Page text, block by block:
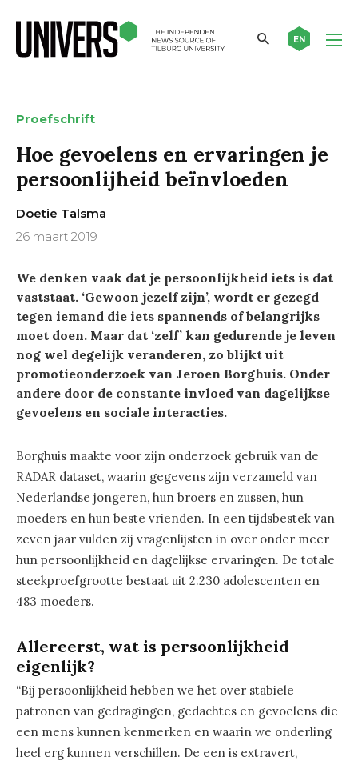
EN
Proefschrift
Hoe gevoelens en ervaringen je
persoonlijheid beïnvloeden
Doetie Talsma
26 maart 2019
We denken vaak dat je persoonlijkheid iets is dat
vaststaat. ‘Gewoon jezelf zijn’, wordt er gezegd
tegen iemand die iets spannends of belangrijks
moet doen. Maar dat ‘zelf’ kan gedurende je leven
nog wel degelijk veranderen, zo blijkt uit
promotieonderzoek van Jeroen Borghuis. Onder
andere door de constante invloed van dagelijkse
gevoelens en sociale interacties.
Borghuis maakte voor zijn onderzoek gebruik van de
RADAR dataset, waarin gegevens zijn verzameld van
Nederlandse jongeren, hun broers en zussen, hun
moeders en hun beste vrienden. In een tijdsbestek van
zeven jaar vulden zij vragenlijsten in over onder meer
hun persoonlijkheid en dagelijkse ervaringen. De totale
steekproefgrootte bestaat uit 2.230 adolescenten en
483 moeders.
Allereerst, wat is persoonlijkheid
eigenlijk?
“Bij persoonlijkheid hebben we het over stabiele
patronen van gedragingen, gedachtes en gevoelens die
een mens kunnen kenmerken en waarin we onderling
heel erg kunnen verschillen. De een is extravert,